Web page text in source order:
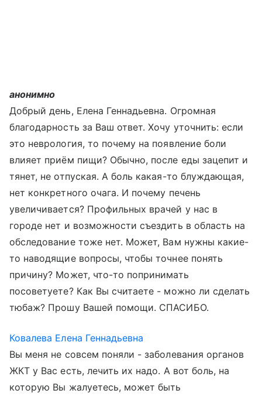
анонимно
Добрый день, Елена Геннадьевна. Огромная
благодарность за Ваш ответ. Хочу уточнить: если
это неврология, то почему на появление боли
влияет приём пищи? Обычно, после еды зацепит и
тянет, не отпуская. А боль какая-то блуждающая,
нет конкретного очага. И почему печень
увеличивается? Профильных врачей у нас в
городе нет и возможности съездить в область на
обследование тоже нет. Может, Вам нужны какие-
то наводящие вопросы, чтобы точнее понять
причину? Может, что-то попринимать
посоветуете? Как Вы считаете - можно ли сделать
тюбаж? Прошу Вашей помощи. СПАСИБО.
Ковалева Елена Геннадьевна
Вы меня не совсем поняли - заболевания органов
ЖКТ у Вас есть, лечить их надо. А вот боль, на
которую Вы жалуетесь, может быть